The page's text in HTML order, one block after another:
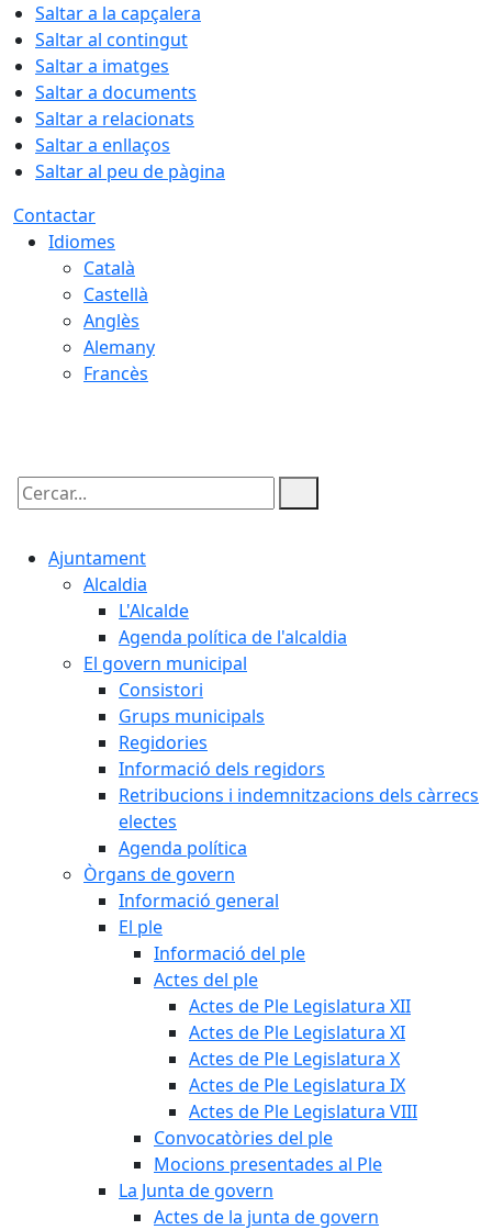
Saltar a la capçalera
Saltar al contingut
Saltar a imatges
Saltar a documents
Saltar a relacionats
Saltar a enllaços
Saltar al peu de pàgina
Contactar
Idiomes
Català
Castellà
Anglès
Alemany
Francès
Cercar:
Ajuntament
Alcaldia
L'Alcalde
Agenda política de l'alcaldia
El govern municipal
Consistori
Grups municipals
Regidories
Informació dels regidors
Retribucions i indemnitzacions dels càrrecs
electes
Agenda política
Òrgans de govern
Informació general
El ple
Informació del ple
Actes del ple
Actes de Ple Legislatura XII
Actes de Ple Legislatura XI
Actes de Ple Legislatura X
Actes de Ple Legislatura IX
Actes de Ple Legislatura VIII
Convocatòries del ple
Mocions presentades al Ple
La Junta de govern
Actes de la junta de govern